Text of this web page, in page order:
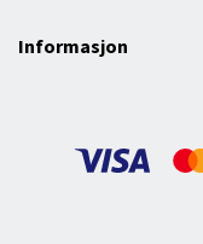
Informasjon